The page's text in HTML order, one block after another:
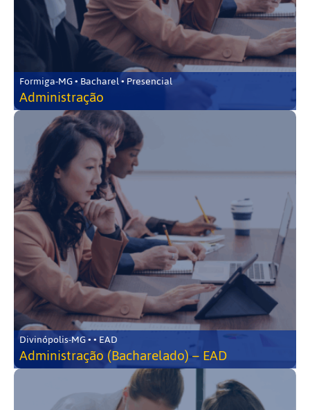
Formiga-MG • Bacharel • Presencial
Administração
Divinópolis-MG • • EAD
Administração (Bacharelado) – EAD